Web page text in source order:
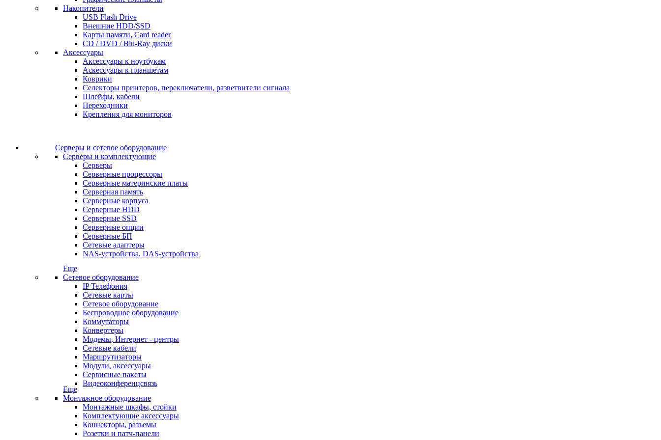
Накопители
USB Flash Drive
Внешние HDD/SSD
Карты памяти, Card reader
CD / DVD / Blu-Ray диски
Аксессуары
Аксессуары к ноутбукам
Аскессуары к планшетам
Коврики
Селекторы принтеров, переключатели, разветвители сигнала
Шлейфы, кабели
Переходники
Крепления для мониторов
Серверы и сетевое оборудование
Серверы и комплектующие
Серверы
Серверные процессоры
Серверные материнские платы
Серверная память
Серверные корпуса
Серверные HDD
Серверные SSD
Серверные опции
Серверные БП
Сетевые адаптеры
NAS-устройства, DAS-устройства
Еще
Сетевое оборудование
IP Телефония
Сетевые карты
Сетевое оборудование
Беспроводное оборудование
Коммутаторы
Конвертеры
Модемы, Интернет - центры
Сетевые кабели
Маршрутизаторы
Модули, аксессуары
Сервисные пакеты
Видеоконференцсвязь
Еще
Монтажное оборудование
Монтажные шкафы, стойки
Комплектующие аксессуары
Коннекторы, разъемы
Розетки и патч-панели